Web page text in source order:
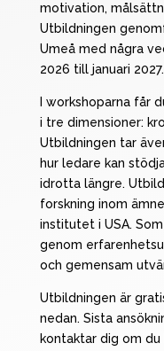
motivation,
Utbildningen
Umeå med några
2026 till januari 2027.
I workshoparna får
i tre dimensioner:
Utbildningen tar
hur ledare kan
idrotta längre.
forskning inom
institutet i USA.
genom
och gemensam
Utbildningen är
nedan. Sista
kontaktar dig om